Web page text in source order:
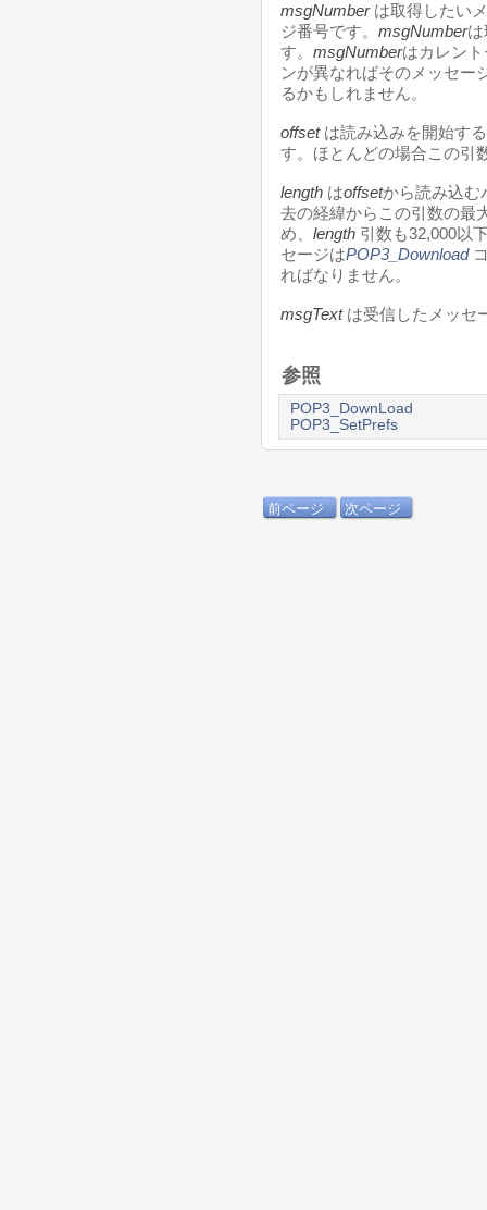
msgNumberは取得したい
ジ番号です。 msgNumberは
す。 msgNumberはカレン
ンが異なればそのメッセー
るかもしれません。
offsetは読み込みを開始す
す。ほとんどの場合この引
length はoffsetから読み込む
去の経緯からこの引数の最
め、 length 引数も32,000以
セージはPOP3_Download
ればなりません。
msgTextは受信したメッセ
参照
POP3_DownLoad
POP3_SetPrefs
前ページ 次ページ